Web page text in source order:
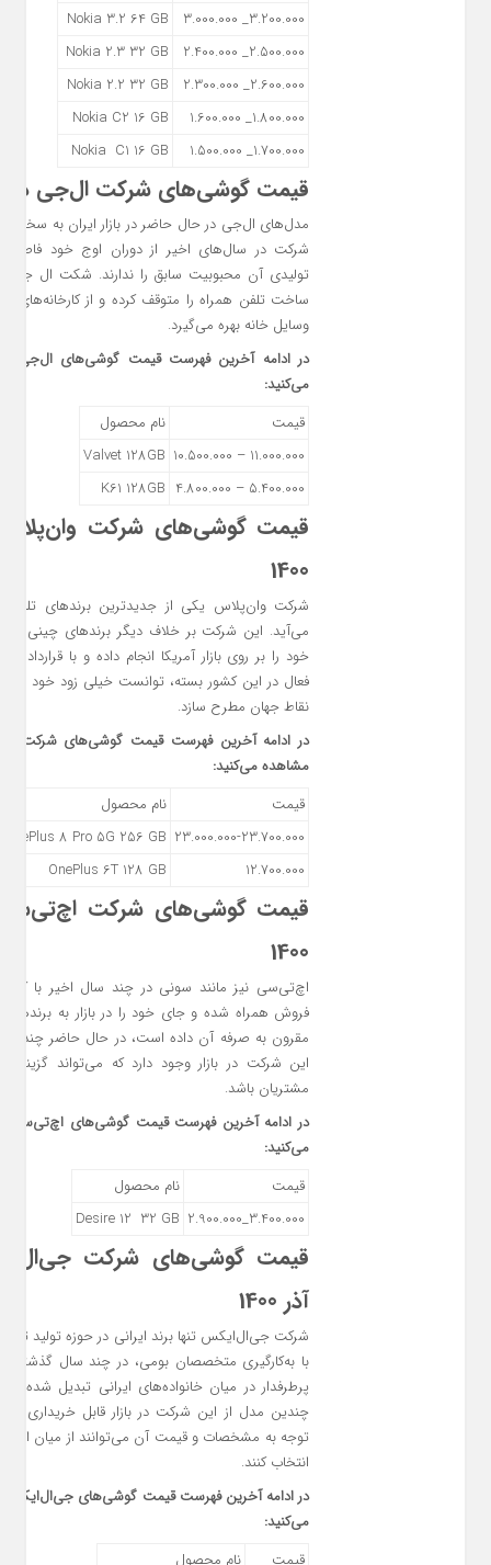
3.200.000_ 3.000.000
Nokia 3.2 64 GB
2.500.000_ 2.400.000
Nokia 2.3 32 GB
2.600.000_ 2.300.000
Nokia 2.2 32 GB
1.800.000_ 1.600.000
Nokia C2 16 GB
1.700.000_ 1.500.000
Nokia C1 16 GB
قیمت گوشی‌های شرکت ال‌جی در 15 آذر 1400
مدل‌های ال‌جی در حال حاضر در بازار ایران به سختی
شرکت در سال‌های اخیر از دوران اوج خود فاصله
تولیدی آن محبوبیت سابق را ندارند. شکت ال جی
ساخت تلفن همراه را متوقف کرده و از کارخانه‌های
وسایل خانه بهره می‌گیرد.
در ادامه آخرین فهرست قیمت گوشی‌های ال‌جی در
می‌کنید:
قیمت
نام محصول
11.000.000 – 10.500.000
Valvet 128GB
5.400.000 – 4.800.000
K61 128GB
1400
شرکت وان‌پلاس یکی از جدیدترین برند‌های تلفن
می‌آید. این شرکت بر خلاف دیگر برند‌های چینی،
خود را بر روی بازار آمریکا انجام داده و با
فعال در این کشور بسته، توانست خیلی زود خود را
نقاط جهان مطرح سازد.
در ادامه آخرین فهرست قیمت گوشی‌های شرکت
مشاهده می‌کنید:
قیمت
نام محصول
23.000.000-23.700.000
OnePlus 8 Pro 5G 256 GB
12.700.000
OnePlus 6T 128 GB
1400
اچ‌تی‌سی نیز مانند سونی در چند سال اخیر با
فروش همراه شده و جای خود را در بازار به
مقرون به صرفه آن داده است، در حال حاضر چندین
این شرکت در بازار وجود دارد که می‌تواند گزینه
مشتریان باشد.
در ادامه آخرین فهرست قیمت گوشی‌های اچ‌تی‌سی در
می‌کنید:
قیمت
نام محصول
3.400.000_2.900.000
Desire 12 32 GB
آذر 1400
شرکت جی‌ال‌ایکس تنها برند ایرانی در حوزه تولید
با به‌کارگیری متخصصان بومی، در چند سال گذشته
پرطرفدار در میان خانواده‌های ایرانی تبدیل شده
چندین مدل از این شرکت در بازار قابل خریداری
توجه به مشخصات و قیمت آن می‌توانند از میان این
انتخاب کنند.
در ادامه آخرین فهرست قیمت گوشی‌های جی‌ال‌ایکس در
می‌کنید:
قیمت
نام محصول